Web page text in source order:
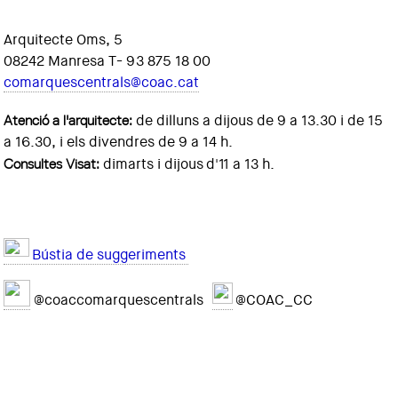
Arquitecte Oms, 5
08242 Manresa T- 93 875 18 00
comarquescentrals@coac.cat
Atenció a l'arquitecte:de dilluns a dijous de 9 a 13.30 i de 15
a 16.30, i els divendres de 9 a 14 h.
Consultes Visat:dimarts i dijous d'11 a 13 h.
Bústia de suggeriments
@coaccomarquescentrals @COAC_CC